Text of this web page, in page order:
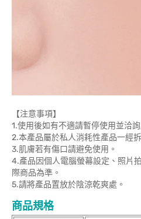
【注意事項】
1.使用後如有不適請暫停使用並洽
2.本產品屬於私人消耗性產品一經
3.肌膚若有傷口請避免使用。
4.產品因個人電腦螢幕設定、照片
際商品為準。
5.請將產品置放於陰涼乾爽處。
商品規格